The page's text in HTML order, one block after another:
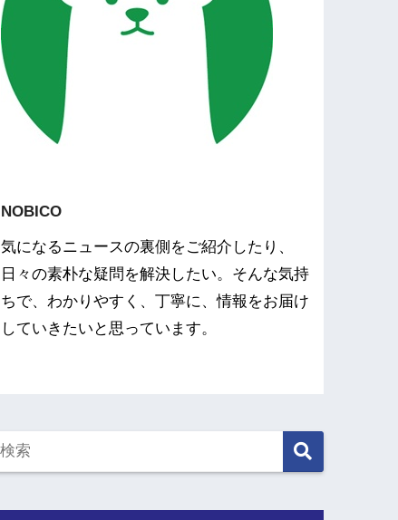
NOBICO
気になるニュースの裏側をご紹介したり、
日々の素朴な疑問を解決したい。そんな気持
ちで、わかりやすく、丁寧に、情報をお届け
していきたいと思っています。